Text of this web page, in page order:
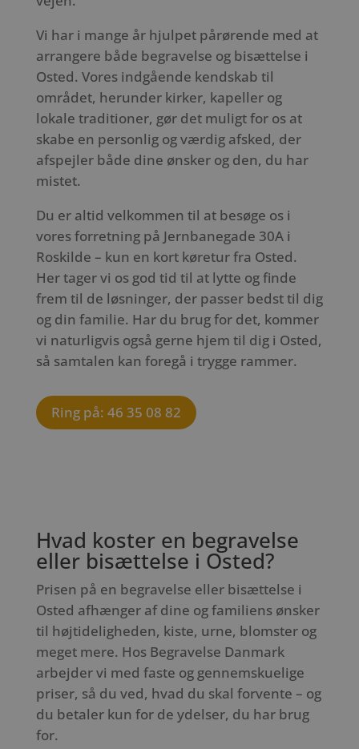
Vi har i mange år hjulpet pårørende med at
arrangere både begravelse og bisættelse i
Osted. Vores indgående kendskab til
området, herunder kirker, kapeller og
lokale traditioner, gør det muligt for os at
skabe en personlig og værdig afsked, der
afspejler både dine ønsker og den, du har
mistet.
Du er altid velkommen til at besøge os i
vores forretning på Jernbanegade 30A i
Roskilde – kun en kort køretur fra Osted.
Her tager vi os god tid til at lytte og finde
frem til de løsninger, der passer bedst til dig
og din familie. Har du brug for det, kommer
vi naturligvis også gerne hjem til dig i Osted,
så samtalen kan foregå i trygge rammer.
Ring på: 46 35 08 82
Hvad koster en begravelse
eller bisættelse i Osted?
Prisen på en begravelse eller bisættelse i
Osted afhænger af dine og familiens ønsker
til højtideligheden, kiste, urne, blomster og
meget mere. Hos Begravelse Danmark
arbejder vi med faste og gennemskuelige
priser, så du ved, hvad du skal forvente – og
du betaler kun for de ydelser, du har brug
for.